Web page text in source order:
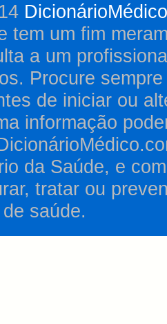
tem um fim
a um
Procure
de iniciar ou
informação
da Saúde, e
tratar ou
saúde.